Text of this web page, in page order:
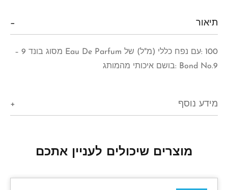
תיאור
100 :עם נפח כללי (מ"ל) של Eau De Parfum מסוג בונד 9 –
Bond No.9 :בושם איכותי מהמותג
מידע נוסף
מוצרים שיכולים לעניין אתכם